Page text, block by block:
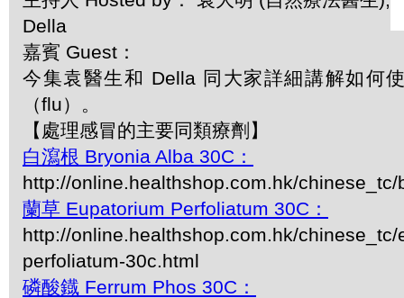
Della
嘉賓 Guest：
今集袁醫生和 Della 同大家詳細講解如何
（flu）。
【處理感冒的主要同類療劑】
白瀉根 Bryonia Alba 30C：
http://online.healthshop.com.hk/
蘭草 Eupatorium Perfoliatum 30C：
http://online.healthshop.com.hk/chinese_tc/
perfoliatum-30c.html
磷酸鐡 Ferrum Phos 30C：